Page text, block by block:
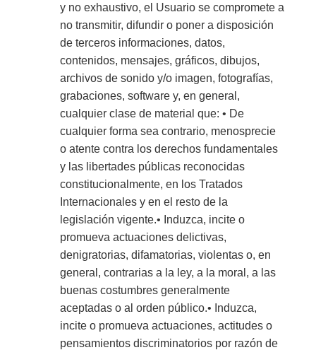
y no exhaustivo, el Usuario se compromete a
no transmitir, difundir o poner a disposición
de terceros informaciones, datos,
contenidos, mensajes, gráficos, dibujos,
archivos de sonido y/o imagen, fotografías,
grabaciones, software y, en general,
cualquier clase de material que: • De
cualquier forma sea contrario, menosprecie
o atente contra los derechos fundamentales
y las libertades públicas reconocidas
constitucionalmente, en los Tratados
Internacionales y en el resto de la
legislación vigente.• Induzca, incite o
promueva actuaciones delictivas,
denigratorias, difamatorias, violentas o, en
general, contrarias a la ley, a la moral, a las
buenas costumbres generalmente
aceptadas o al orden público.• Induzca,
incite o promueva actuaciones, actitudes o
pensamientos discriminatorios por razón de